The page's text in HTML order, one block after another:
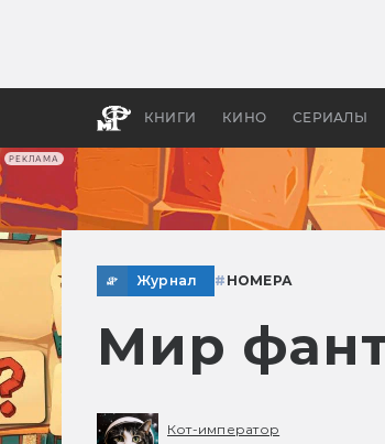
РЕКЛАМА
КНИГИ КИНО СЕРИАЛЫ
Журнал # НОМЕРА
Мир
Кот-император